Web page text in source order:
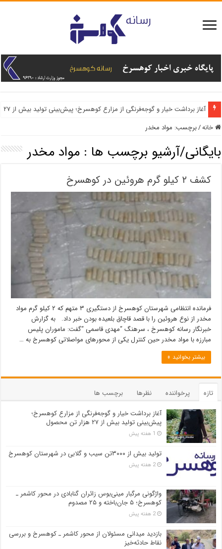
آغاز برداشت خیار و گوجه‌فرنگی از مزارع کوهسرخ؛ پیش‌بینی تولید بیش از ۲۷ هزار تن محصول
تولید بیش از ۳۰۰۰تن سیب و گلابی در شهرستان کوهسرخ
خانه/برچسب: مواد مخدر
بایگانی/آرشیو برچسب ها :مواد مخدر
کشف ۲ کیلو گرم هروئین در کوهسرخ
فرمانده انتظامی شهرستان کوهسرخ از دستگیری ۳ متهم که ۲ کیلو گرم مواد
مخدر از نوع هروئین را با قصد قاچاق بلعیده بودن خبر داد. به گزارش
خبرنگار رسانه کوهسرخ ، سرهنگ “مهدی قاسمی “گفت: ماموران پلیس
مبارزه با مواد مخدر حین کنترل یکی از محورهای مواصلاتی کوهسرخ به …
بیشتر بخوانید »
تازه پرخواننده نظرها
برچسب ها
آغاز برداشت خیار و گوجه‌فرنگی از مزارع کوهسرخ؛
پیش‌بینی تولید بیش از ۲۷ هزار تن محصول
1 هفته پیش
تولید بیش از ۳۰۰۰تن سیب و گلابی در شهرستان کوهسرخ
2 هفته پیش
واژگونی مرگبار مینی‌بوس زائران گنابادی در محور کاشمر ـ
کوهسرخ؛ ۵ جان‌باخته و ۲۵ مصدوم
2 هفته پیش
بازدید میدانی مسئولان از محور کاشمر ـ کوهسرخ و بررسی
نقاط حادثه‌خیز